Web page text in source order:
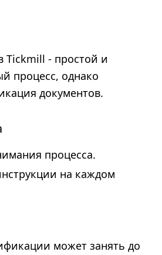
Tickmill - простой и
процесс, однако
документов.
процесса.
на каждом
может занять до